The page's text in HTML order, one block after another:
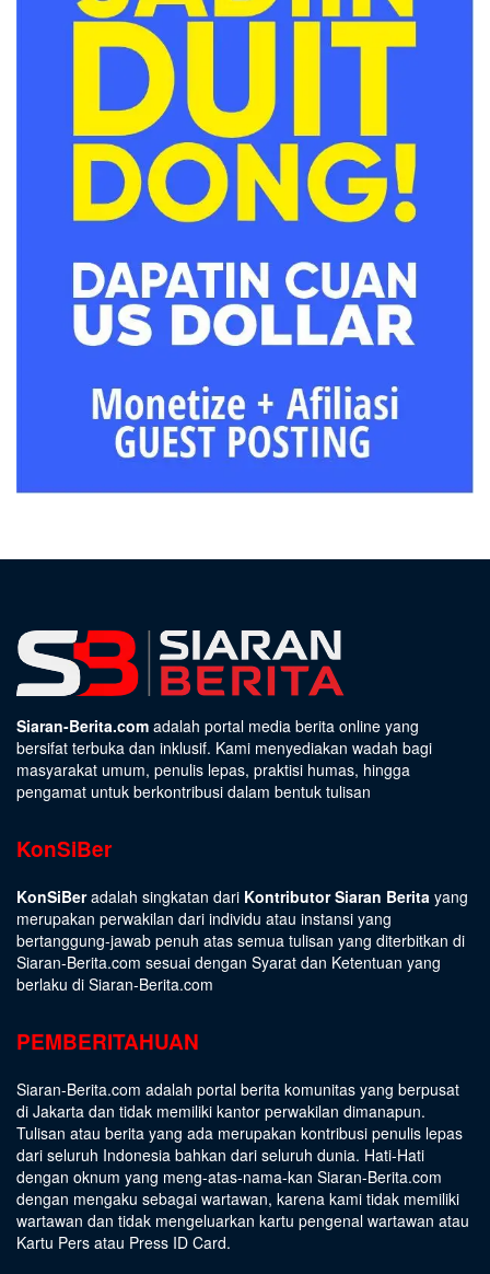
Siaran-Berita.com adalah portal media berita online yang
bersifat terbuka dan inklusif. Kami menyediakan wadah bagi
masyarakat umum, penulis lepas, praktisi humas, hingga
pengamat untuk berkontribusi dalam bentuk tulisan
KonSiBer
KonSiBeradalah singkatan dari Kontributor Siaran Berita yang
merupakan perwakilan dari individu atau instansi yang
bertanggung-jawab penuh atas semua tulisan yang diterbitkan di
Siaran-Berita.com sesuai dengan Syarat dan Ketentuan yang
berlaku di Siaran-Berita.com
PEMBERITAHUAN
Siaran-Berita.com adalah portal berita komunitas yang berpusat
di Jakarta dan tidak memiliki kantor perwakilan dimanapun.
Tulisan atau berita yang ada merupakan kontribusi penulis lepas
dari seluruh Indonesia bahkan dari seluruh dunia. Hati-Hati
dengan oknum yang meng-atas-nama-kan Siaran-Berita.com
dengan mengaku sebagai wartawan, karena kami tidak memiliki
wartawan dan tidak mengeluarkan kartu pengenal wartawan atau
Kartu Pers atau Press ID Card.